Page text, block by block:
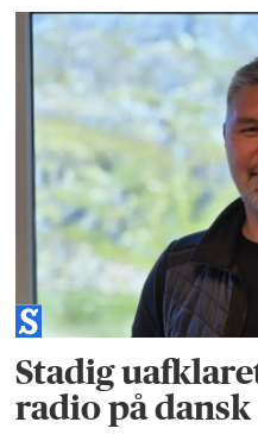
Stadig
radio på dansk